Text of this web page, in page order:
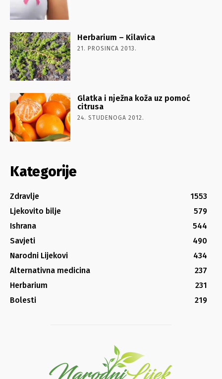
Herbarium – Kilavica
21. PROSINCA 2013.
Glatka i nježna koža uz pomoć
citrusa
24. STUDENOGA 2012.
Kategorije
Zdravlje
1553
Ljekovito bilje
579
Ishrana
544
Savjeti
490
Narodni Lijekovi
434
Alternativna medicina
237
Herbarium
231
Bolesti
219